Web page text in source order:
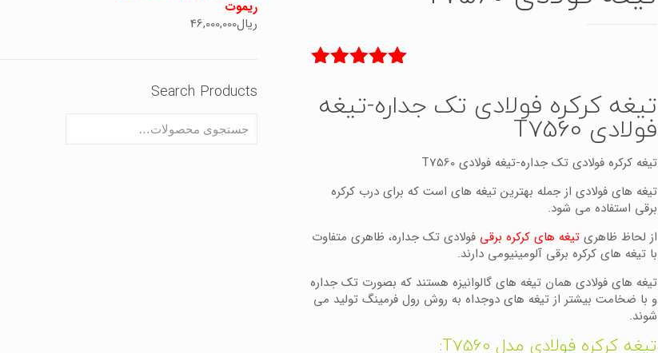
از 5 امتیاز
مشتری
تیغه کرکره فولادی تک جداره-تیغه
فولادی T7560
تیغه کرکره فولادی تک جداره-تیغه فولادی T7560
تیغه های فولادی از جمله بهترین تیغه های است که برای درب کرکره
برقی استفاده می شود.
از لحاظ ظاهریتیغه های کرکره برقی فولادی تک جداره، ظاهری متفاوت
با تیغه های کرکره برقی آلومینیومی دارند.
تیغه های فولادی همان تیغه های گالوانیزه هستند که بصورت تک جداره
و با ضخامت بیشتر از تیغه های دوجداه به روش رول فرمینگ تولید می
شوند.
تیغه کرکره فولادی مدل T7560:
ریموت
ریال46,000,000
Search Products